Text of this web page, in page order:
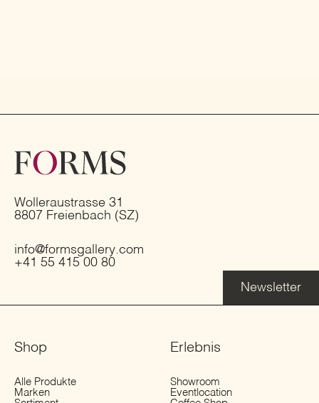
Wolleraustrasse 31
8807 Freienbach (SZ)
info@formsgallery.com
+41 55 415 00 80
Newsletter
Shop
Alle Produkte
Marken
Erlebnis
Showroom
Eventlocation